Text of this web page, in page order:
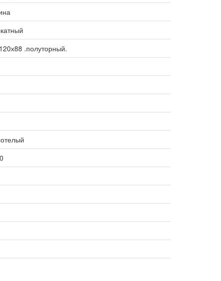
.полуторный.